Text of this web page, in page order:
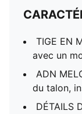
TIGE EN
avec un
ADN
du talon,
DÉTAILS